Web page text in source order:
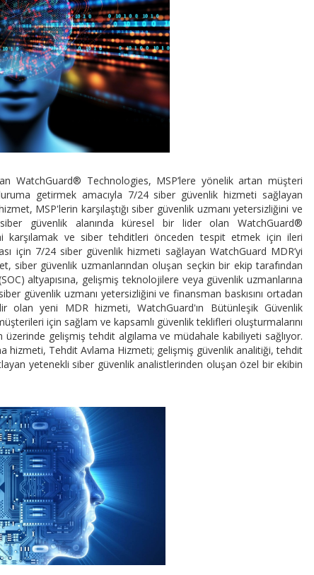
WatchGuard® Technologies, MSP’lere yönelik artan müşteri
getirmek amacıyla 7/24 siber güvenlik hizmeti sağlayan
MSP'lerin karşılaştığı siber güvenlik uzmanı yetersizliğini ve
siber güvenlik alanında küresel bir lider olan WatchGuard®
karşılamak ve siber tehditleri önceden tespit etmek için ileri
için 7/24 siber güvenlik hizmeti sağlayan WatchGuard MDR’yi
siber güvenlik uzmanlarından oluşan seçkin bir ekip tarafından
altyapısına, gelişmiş teknolojilere veya güvenlik uzmanlarına
güvenlik uzmanı yetersizliğini ve finansman baskısını ortadan
olan yeni MDR hizmeti, WatchGuard'ın Bütünleşik Güvenlik
için sağlam ve kapsamlı güvenlik teklifleri oluşturmalarını
gelişmiş tehdit algılama ve müdahale kabiliyeti sağlıyor.
hizmeti, Tehdit Avlama Hizmeti; gelişmiş güvenlik analitiği, tehdit
yetenekli siber güvenlik analistlerinden oluşan özel bir ekibin